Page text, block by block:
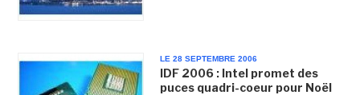
LE 28 SEPTEMBRE 2006
IDF 2006 : Intel promet des
puces quadri-coeur pour Noël